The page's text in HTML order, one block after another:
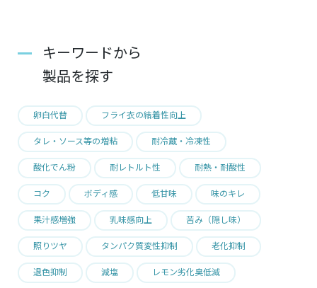
キーワードから
製品を探す
卵白代替 フライ衣の結着性向上
タレ・ソース等の増粘 耐冷蔵・冷凍性
酸化でん粉 耐レトルト性 耐熱・耐酸性
コク ボディ感 低甘味 味のキレ
果汁感増強 乳味感向上 苦み（隠し味）
照りツヤ タンパク質変性抑制 老化抑制
退色抑制 減塩 レモン劣化臭低減